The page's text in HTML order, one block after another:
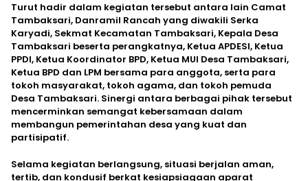
Turut hadir dalam kegiatan tersebut antara lain Camat
Tambaksari, Danramil Rancah yang diwakili Serka
Karyadi, Sekmat Kecamatan Tambaksari, Kepala Desa
Tambaksari beserta perangkatnya, Ketua APDESI, Ketua
PPDI, Ketua Koordinator BPD, Ketua MUI Desa Tambaksari,
Ketua BPD dan LPM bersama para anggota, serta para
tokoh masyarakat, tokoh agama, dan tokoh pemuda
Desa Tambaksari. Sinergi antara berbagai pihak tersebut
mencerminkan semangat kebersamaan dalam
membangun pemerintahan desa yang kuat dan
partisipatif.
Selama kegiatan berlangsung, situasi berjalan aman,
tertib, dan kondusif berkat kesiapsiagaan aparat